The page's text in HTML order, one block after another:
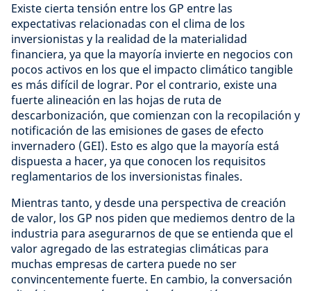
Existe cierta tensión entre los GP entre las
expectativas relacionadas con el clima de los
inversionistas y la realidad de la materialidad
financiera, ya que la mayoría invierte en negocios con
pocos activos en los que el impacto climático tangible
es más difícil de lograr. Por el contrario, existe una
fuerte alineación en las hojas de ruta de
descarbonización, que comienzan con la recopilación y
notificación de las emisiones de gases de efecto
invernadero (GEI). Esto es algo que la mayoría está
dispuesta a hacer, ya que conocen los requisitos
reglamentarios de los inversionistas finales.
Mientras tanto, y desde una perspectiva de creación
de valor, los GP nos piden que mediemos dentro de la
industria para asegurarnos de que se entienda que el
valor agregado de las estrategias climáticas para
muchas empresas de cartera puede no ser
convincentemente fuerte. En cambio, la conversación